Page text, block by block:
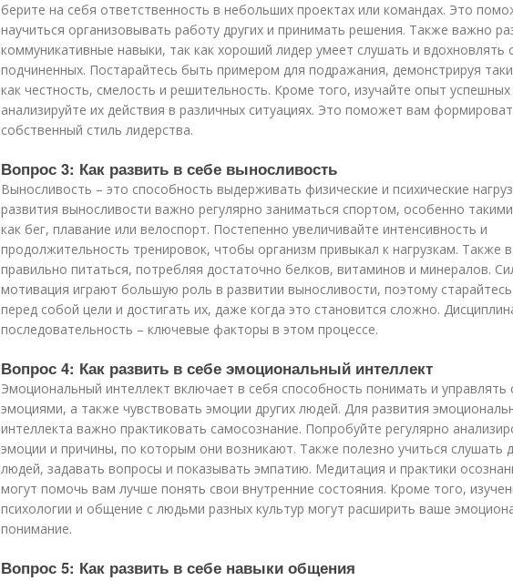
берите на себя ответственность в небольших проектах или командах. Это
научиться организовывать работу других и принимать решения. Также важно
коммуникативные навыки, так как хороший лидер умеет слушать и вдохновлять
подчиненных. Постарайтесь быть примером для подражания, демонстрируя
как честность, смелость и решительность. Кроме того, изучайте опыт
анализируйте их действия в различных ситуациях. Это поможет вам
собственный стиль лидерства.
Вопрос 3: Как развить в себе выносливость
Выносливость – это способность выдерживать физические и психические
развития выносливости важно регулярно заниматься спортом, особенно
как бег, плавание или велоспорт. Постепенно увеличивайте интенсивность и
продолжительность тренировок, чтобы организм привыкал к нагрузкам. Также
правильно питаться, потребляя достаточно белков, витаминов и минералов.
мотивация играют большую роль в развитии выносливости, поэтому
перед собой цели и достигать их, даже когда это становится сложно.
последовательность – ключевые факторы в этом процессе.
Вопрос 4: Как развить в себе эмоциональный интеллект
Эмоциональный интеллект включает в себя способность понимать и управлять
эмоциями, а также чувствовать эмоции других людей. Для развития
интеллекта важно практиковать самосознание. Попробуйте регулярно
эмоции и причины, по которым они возникают. Также полезно учиться слушать
людей, задавать вопросы и показывать эмпатию. Медитация и практики
могут помочь вам лучше понять свои внутренние состояния. Кроме того,
психологии и общение с людьми разных культур могут расширить ваше
понимание.
Вопрос 5: Как развить в себе навыки общения